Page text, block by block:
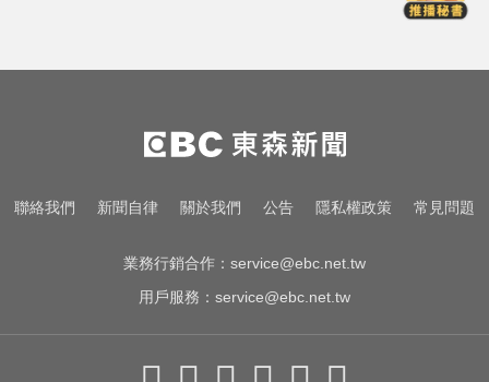
假」 蔣萬安說明了！
台玻夫人揭長子驟逝原因！兒媳譚
以欣71字發聲反駁
國巨狂瀉逾6成！高盛、花旗喊買進
聯絡我們 新聞自律 關於我們 公告 隱私權政策 常見問題
業務行銷合作： service@ebc.net.tw
用戶服務： service@ebc.net.tw